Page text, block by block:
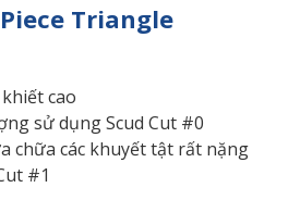
Triangle
cao
sử dụng Scud Cut #0
chữa các khuyết tật rất nặng
#1